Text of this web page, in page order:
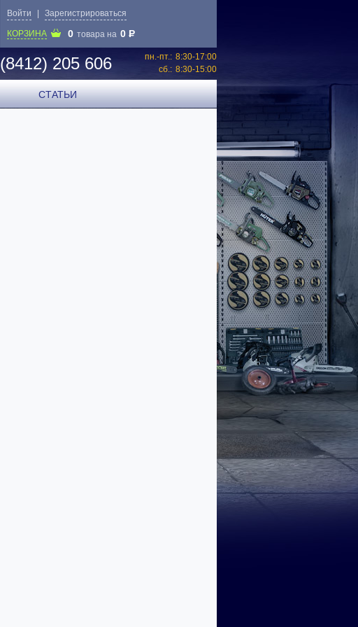
Войти Зарегистрироваться
КОРЗИНА 0 товара на 0 P
(8412) 205 606 пн.-пт.: 8:30-17:00
сб.: 8:30-15:00
СТАТЬИ